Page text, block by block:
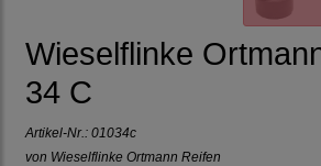
Wieselflinke
34 C
Artikel-Nr.: 01034c
von Wieselflinke Ortmann Reifen